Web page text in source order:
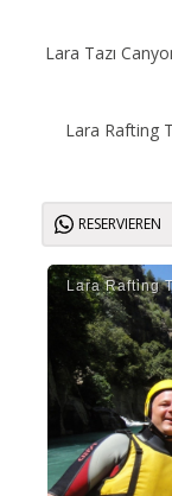
Lara Tazı
Lara Rafting
RESERVIEREN
Lara Rafti̇ng